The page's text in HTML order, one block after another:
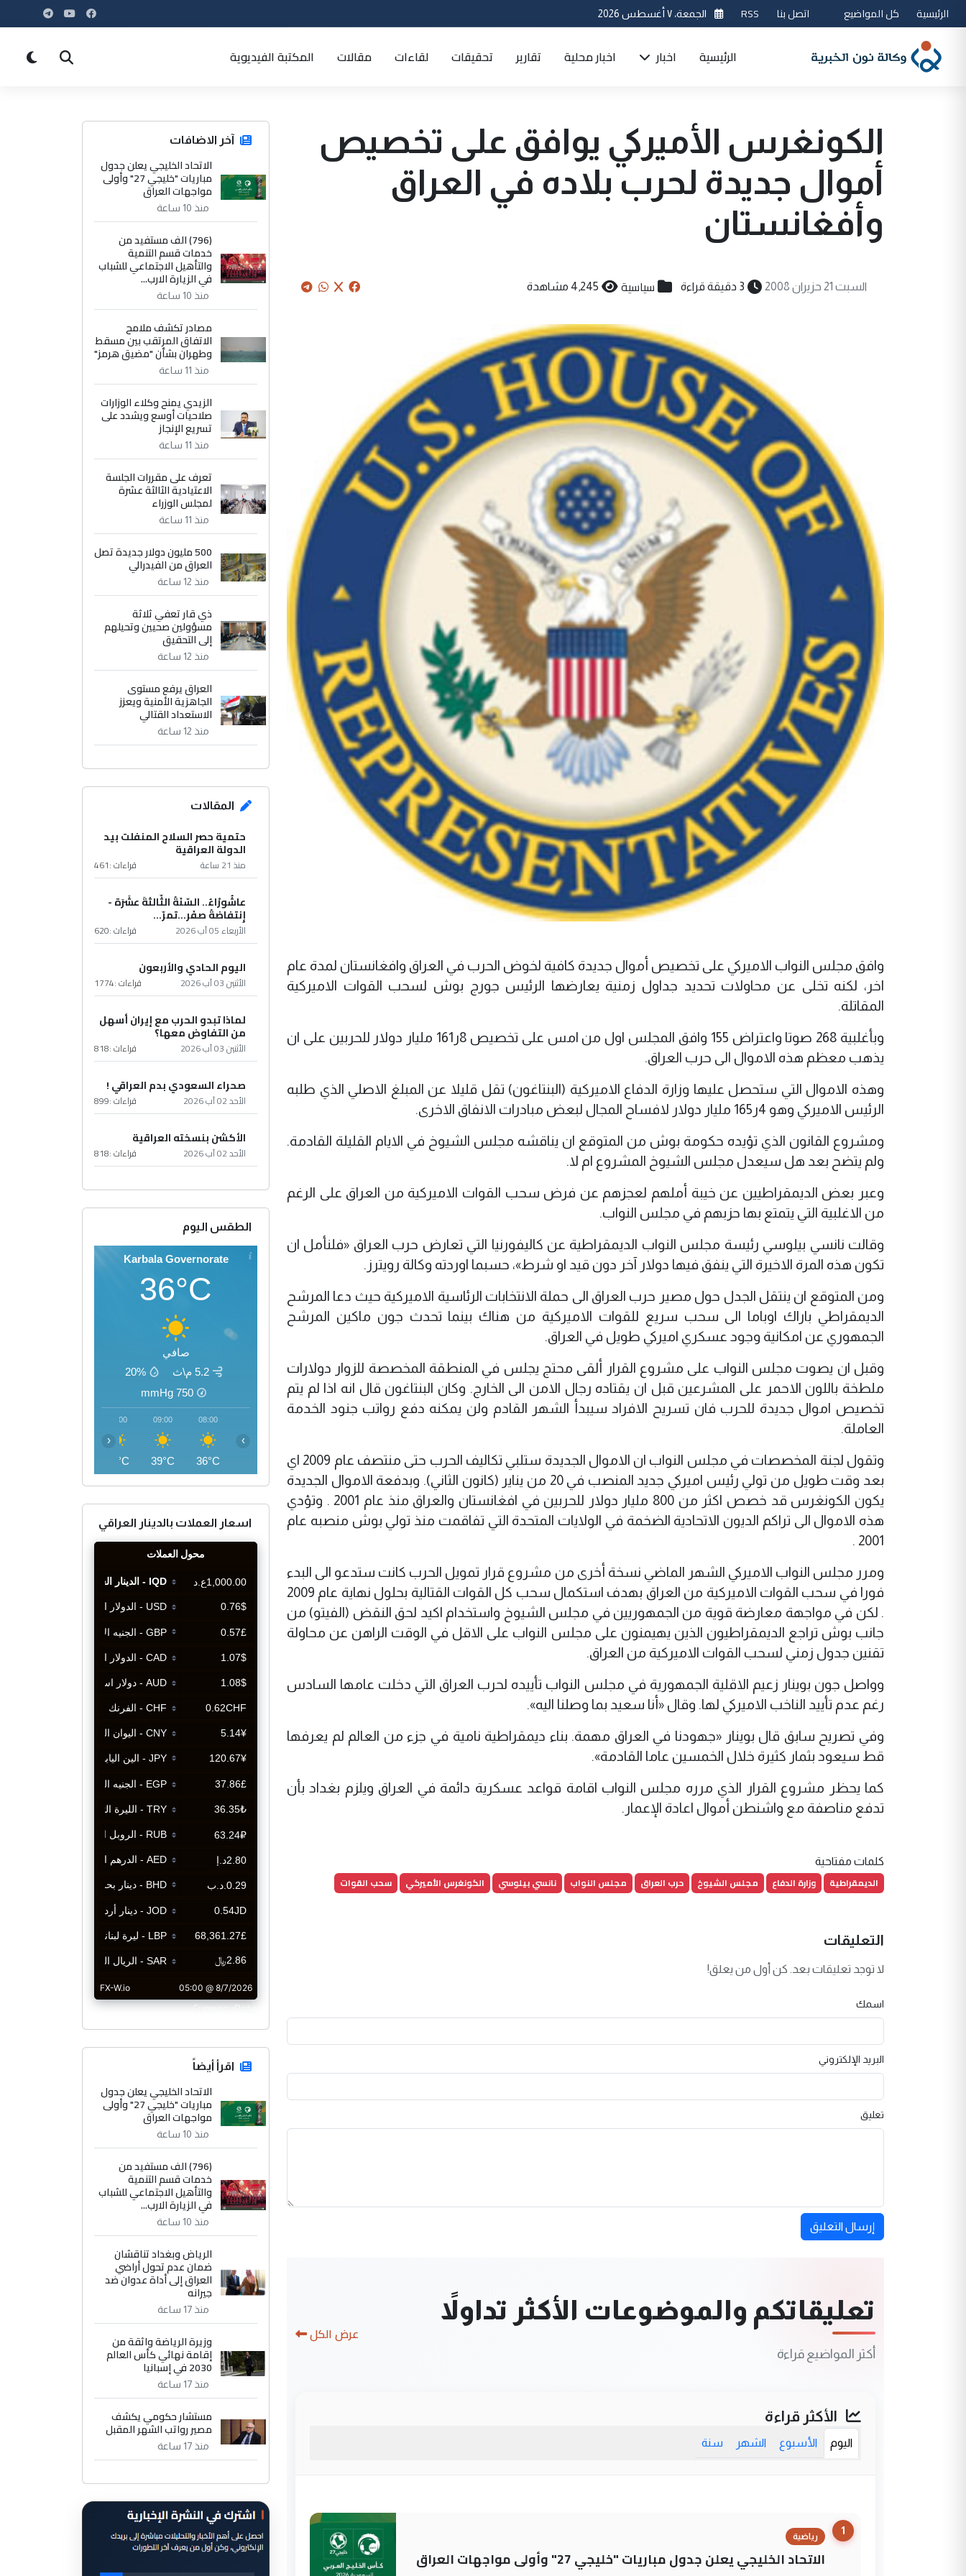
الرئيسية كل المواضيع اتصل بنا RSS الجمعة، ٧ أغسطس 2026
الرئيسية اخبار اخبار محلية تقارير تحقيقات لقاءات مقالات المكتبة الفيديوية
الكونغرس الأميركي يوافق على تخصيص
أموال جديدة لحرب بلاده في العراق
وأفغانستان
السبت 21 حزيران 2008 3 دقيقة قراءة سياسية 4,245 مشاهدة
وافق مجلس النواب الاميركي على تخصيص أموال جديدة كافية لخوض الحرب في العراق وافغانستان لمدة عام
اخر، لكنه تخلى عن محاولات تحديد جداول زمنية يعارضها الرئيس جورج بوش لسحب القوات الاميركية
المقاتلة.
وبأغلبية 268 صوتا واعتراض 155 وافق المجلس اول من امس على تخصيص 8ر161 مليار دولار للحربين على ان
يذهب معظم هذه الاموال الى حرب العراق.
وهذه الاموال التي ستحصل عليها وزارة الدفاع الاميركية (البنتاغون) تقل قليلا عن المبلغ الاصلي الذي طلبه
الرئيس الاميركي وهو 4ر165 مليار دولار لافساح المجال لبعض مبادرات الانفاق الاخرى.
ومشروع القانون الذي تؤيده حكومة بوش من المتوقع ان يناقشه مجلس الشيوخ في الايام القليلة القادمة.
ولم يتضح بعد هل سيعدل مجلس الشيوخ المشروع ام لا.
وعبر بعض الديمقراطيين عن خيبة أملهم لعجزهم عن فرض سحب القوات الاميركية من العراق على الرغم
من الاغلبية التي يتمتع بها حزبهم في مجلس النواب.
وقالت نانسي بيلوسي رئيسة مجلس النواب الديمقراطية عن كاليفورنيا التي تعارض حرب العراق «فلنأمل ان
تكون هذه المرة الاخيرة التي ينفق فيها دولار آخر دون قيد او شرط»، حسبما اوردته وكالة رويترز.
ومن المتوقع ان ينتقل الجدل حول مصير حرب العراق الى حملة الانتخابات الرئاسية الاميركية حيث دعا المرشح
الديمقراطي باراك اوباما الى سحب سريع للقوات الاميركية من هناك بينما تحدث جون ماكين المرشح
الجمهوري عن امكانية وجود عسكري اميركي طويل في العراق.
وقبل ان يصوت مجلس النواب على مشروع القرار ألقى محتج يجلس في المنطقة المخصصة للزوار دولارات
ملطخة باللون الاحمر على المشرعين قبل ان يقتاده رجال الامن الى الخارج. وكان البنتاغون قال انه اذا لم يتم
تخصيص اموال جديدة للحرب فان تسريح الافراد سيبدأ الشهر القادم ولن يمكنه دفع رواتب جنود الخدمة
العاملة.
وتقول لجنة المخصصات في مجلس النواب ان الاموال الجديدة ستلبي تكاليف الحرب حتى منتصف عام 2009 اي
بعد وقت طويل من تولي رئيس اميركي جديد المنصب في 20 من يناير (كانون الثاني). وبدفعة الاموال الجديدة
يكون الكونغرس قد خصص اكثر من 800 مليار دولار للحربين في افغانستان والعراق منذ عام 2001 . وتؤدي
هذه الاموال الى تراكم الديون الاتحادية الضخمة في الولايات المتحدة التي تفاقمت منذ تولي بوش منصبه عام
2001 .
ومرر مجلس النواب الاميركي الشهر الماضي نسخة أخرى من مشروع قرار تمويل الحرب كانت ستدعو الى البدء
فورا في سحب القوات الاميركية من العراق بهدف استكمال سحب كل القوات القتالية بحلول نهاية عام 2009
. لكن في مواجهة معارضة قوية من الجمهوريين في مجلس الشيوخ واستخدام اكيد لحق النقض (الفيتو) من
جانب بوش تراجع الديمقراطيون الذين يهيمنون على مجلس النواب على الاقل في الوقت الراهن عن محاولة
تقنين جدول زمني لسحب القوات الاميركية من العراق.
وواصل جون بوينار زعيم الاقلية الجمهورية في مجلس النواب تأييده لحرب العراق التي دخلت عامها السادس
رغم عدم تأييد الناخب الاميركي لها. وقال «أنا سعيد بما وصلنا اليه».
وفي تصريح سابق قال بوينار «جهودنا في العراق مهمة. بناء ديمقراطية نامية في جزء من العالم لم يعرفها
قط سيعود بثمار كثيرة خلال الخمسين عاما القادمة».
كما يحظر مشروع القرار الذي مرره مجلس النواب اقامة قواعد عسكرية دائمة في العراق ويلزم بغداد بأن
تدفع مناصفة مع واشنطن أموال اعادة الإعمار.
كلمات مفتاحية
الديمقراطية وزارة الدفاع مجلس الشيوخ حرب العراق مجلس النواب نانسي بيلوسي الكونغرس الأميركي سحب القوات
التعليقات
لا توجد تعليقات بعد. كن أول من يعلق!
اسمك
البريد الإلكتروني
تعليق
إرسال التعليق
تعليقاتكم والموضوعات الأكثر تداولاً
أكثر المواضيع قراءة
عرض الكل
الأكثر قراءة
اليوم الأسبوع الشهر سنة
1
رياضية
الاتحاد الخليجي يعلن جدول مباريات "خليجي 27" وأولى مواجهات العراق
آخر الاضافات
الاتحاد الخليجي يعلن جدول
مباريات "خليجي 27" وأولى
مواجهات العراق
منذ 10 ساعة
(796) الف مستفيد من
خدمات قسم التنمية
والتأهيل الاجتماعي للشباب
في الزيارة الارب...
منذ 10 ساعة
مصادر تكشف ملامح
الاتفاق المرتقب بين مسقط
وطهران بشأن "مضيق هرمز"
منذ 11 ساعة
الزيدي يمنح وكلاء الوزارات
صلاحيات أوسع ويشدد على
تسريع الإنجاز
منذ 11 ساعة
تعرف على مقررات الجلسة
الاعتيادية الثالثة عشرة
لمجلس الوزراء
منذ 11 ساعة
500 مليون دولار جديدة تصل
العراق من الفيدرالي
منذ 12 ساعة
ذي قار تعفي ثلاثة
مسؤولين صحيين وتحيلهم
إلى التحقيق
منذ 12 ساعة
العراق يرفع مستوى
الجاهزية الأمنية ويعزز
الاستعداد القتالي
منذ 12 ساعة
المقالات
حتمية حصر السلاح المنفلت بيد
الدولة العراقية
منذ 21 ساعة قراءات :461
عاشُورْاءُ.. السّنَةُ الثّالثةَ عشَرَة -
إِنتفاضةُ صفَر…تمرّ...
الأربعاء 05 آب 2026 قراءات :620
اليوم الحادي والأربعون
الأثنين 03 آب 2026 قراءات :1774
لماذا تبدو الحرب مع إيران أسهل
من التفاوض معها؟
الأثنين 03 آب 2026 قراءات :818
صحراء السعودي بدم العراقي !
الأحد 02 آب 2026 قراءات :899
الأكشن بنسخته العراقية
الأحد 02 آب 2026 قراءات :818
الطقس اليوم
Karbala Governorate
36°C
صافي
5.2 م\ث
20%
750
mmHg
08:00
36°C
09:00
39°C
10:00
41°C
‹ ›
اسعار العملات بالدينار العراقي
CurrencyRate
اقرأ أيضاً
الاتحاد الخليجي يعلن جدول
مباريات "خليجي 27" وأولى
مواجهات العراق
منذ 10 ساعة
(796) الف مستفيد من
خدمات قسم التنمية
والتأهيل الاجتماعي للشباب
في الزيارة الارب...
منذ 10 ساعة
الرياض وبغداد تناقشان
ضمان عدم تحول أراضي
العراق إلى أداة عدوان ضد
جيرانه
منذ 17 ساعة
وزيرة الرياضة واثقة من
إقامة نهائي كأس العالم
2030 في إسبانيا
منذ 17 ساعة
مستشار حكومي يكشف
مصير رواتب الشهر المقبل
منذ 17 ساعة